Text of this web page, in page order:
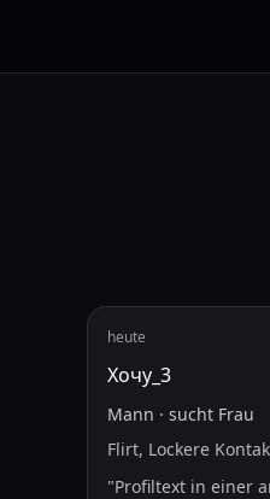
heute
Хочу_3
Mann · sucht Frau
Flirt, Lockere
"Profiltext in einer